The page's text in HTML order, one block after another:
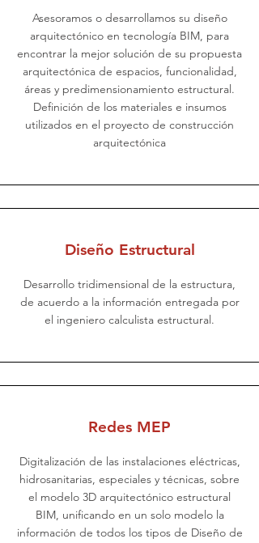
Asesoramos o desarrollamos su diseño
arquitectónico en tecnología BIM, para
encontrar la mejor solución de su propuesta
arquitectónica de espacios, funcionalidad,
áreas y predimensionamiento estructural.
Definición de los materiales e insumos
utilizados en el proyecto de construcción
arquitectónica
Diseño Estructural
Desarrollo tridimensional de la estructura,
de acuerdo a la información entregada por
el ingeniero calculista estructural.
Redes MEP
Digitalización de las instalaciones eléctricas,
hidrosanitarias, especiales y técnicas, sobre
el modelo 3D arquitectónico estructural
BIM, unificando en un solo modelo la
información de todos los tipos de Diseño de